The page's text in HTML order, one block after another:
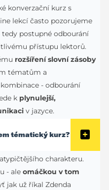
konverzační kurz s
lekcí často pozorujeme
tedy postupné odbourání
přístupu lektorů.
rozšíření slovní zásoby
tématům a
- odbourání
k plynulejší,
v jazyce.
tématický kurz?
charakteru.
- aleomáčkou v tom
jak už říkal Zdenda